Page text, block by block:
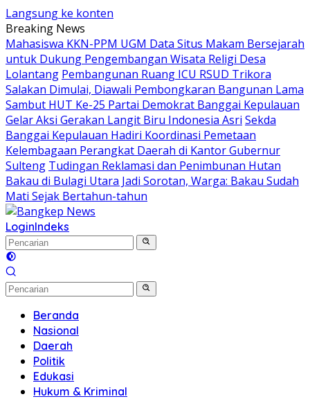
Langsung ke konten
Breaking News
Mahasiswa KKN-PPM UGM Data Situs Makam Bersejarah
untuk Dukung Pengembangan Wisata Religi Desa
Lolantang Pembangunan Ruang ICU RSUD Trikora
Salakan Dimulai, Diawali Pembongkaran Bangunan Lama
Sambut HUT Ke-25 Partai Demokrat Banggai Kepulauan
Gelar Aksi Gerakan Langit Biru Indonesia Asri Sekda
Banggai Kepulauan Hadiri Koordinasi Pemetaan
Kelembagaan Perangkat Daerah di Kantor Gubernur
Sulteng Tudingan Reklamasi dan Penimbunan Hutan
Bakau di Bulagi Utara Jadi Sorotan, Warga: Bakau Sudah
Mati Sejak Bertahun-tahun
LoginIndeks
Beranda
Nasional
Daerah
Politik
Edukasi
Hukum & Kriminal